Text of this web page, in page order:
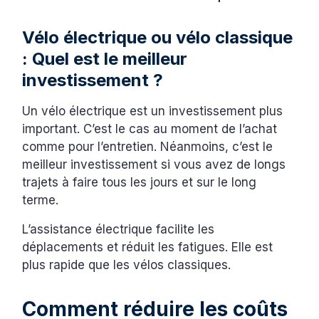
Vélo électrique ou vélo classique
: Quel est le meilleur
investissement ?
Un vélo électrique est un investissement plus
important. C’est le cas au moment de l’achat
comme pour l’entretien. Néanmoins, c’est le
meilleur investissement si vous avez de longs
trajets à faire tous les jours et sur le long
terme.
L’assistance électrique facilite les
déplacements et réduit les fatigues. Elle est
plus rapide que les vélos classiques.
Comment réduire les coûts